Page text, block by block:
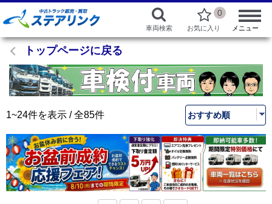
車両検索
0
お気に入り メニュー
トップページに戻る
1~24件を表示 / 全85件